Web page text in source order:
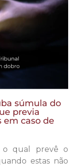
súmula do
previa
em caso de
o qual prevê o
estas não